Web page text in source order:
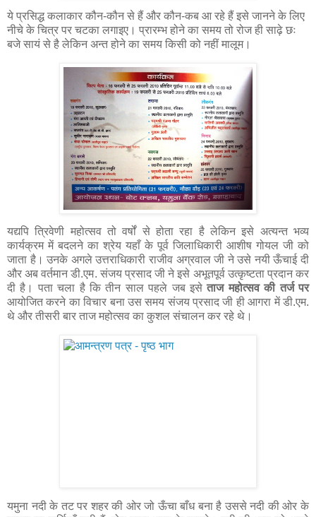
ये प्रसिद्ध कलाकार कौन-कौन से हैं और कौन-कब आ रहे हैं इसे जानने के लिए
नीचे के चित्र पर चटका लगाइए। प्रारम्भ होने का समय तो रोज ही साढ़े छः
बजे सायं से है लेकिन अन्त होने का समय किसी को नहीं मालूम।
यद्यपि त्रिवेणी महोत्सव तो वर्षों से होता रहा है लेकिन इसे अत्यन्त भव्य
कार्यक्रम में बदलने का श्रेय यहाँ के पूर्व जिलाधिकारी आशीष गोयल जी को
जाता है। उनके अगले उत्तराधिकारी राजीव अग्रवाल जी ने उसे नयी ऊँचाई दी
और अब वर्तमान डी.एम. संजय प्रसाद जी ने इसे अभूतपूर्व उत्कृष्टता प्रदान कर
दी है। पता चला है कि तीन साल पहले जब इसेताज महोत्सव की तर्ज पर
आयोजित करने का विचार बना उस समय संजय प्रसाद जी ही आगरा में डी.एम.
थे और तीसरी बार ताज महोत्सव का कुशल संचालन कर रहे थे।
यमुना नदी के तट पर शहर की ओर जो ऊँचा बाँध बना है उससे नदी की ओर के